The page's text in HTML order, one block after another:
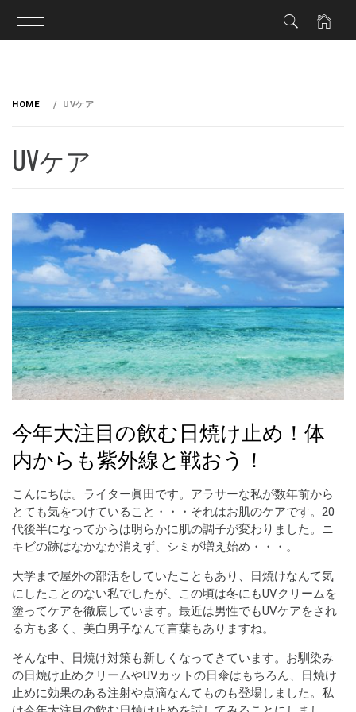
HOME UVケア
UVケア
今年大注目の飲む日焼け止め！体
内からも紫外線と戦おう！
こんにちは。ライター眞田です。アラサーな私が数年前から
とても気をつけていること・・・それはお肌のケアです。20
代後半になってからは明らかに肌の調子が変わりました。ニ
キビの跡はなかなか消えず、シミが増え始め・・・。
大学まで屋外の部活をしていたこともあり、日焼けなんて気
にしたことのない私でしたが、この頃は冬にもUVクリームを
塗ってケアを徹底しています。最近は男性でもUVケアをされ
る方も多く、美白男子なんて言葉もありますね。
そんな中、日焼け対策も新しくなってきています。お馴染み
の日焼け止めクリームやUVカットの日傘はもちろん、日焼け
止めに効果のある注射や点滴なんてものも登場しました。私